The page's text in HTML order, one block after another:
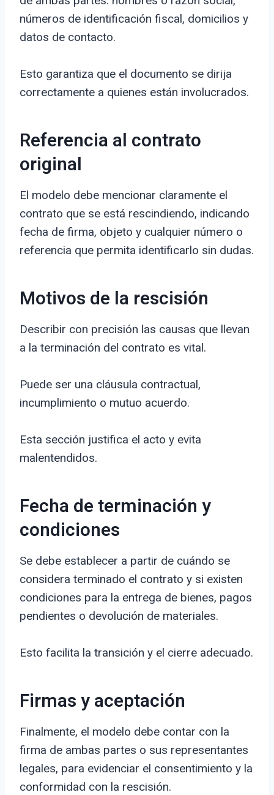
números de identificación fiscal, domicilios y
datos de contacto.
Esto garantiza que el documento se dirija
correctamente a quienes están involucrados.
Referencia al contrato
original
El modelo debe mencionar claramente el
contrato que se está rescindiendo, indicando
fecha de firma, objeto y cualquier número o
referencia que permita identificarlo sin dudas.
Motivos de la rescisión
Describir con precisión las causas que llevan
a la terminación del contrato es vital.
Puede ser una cláusula contractual,
incumplimiento o mutuo acuerdo.
Esta sección justifica el acto y evita
malentendidos.
Fecha de terminación y
condiciones
Se debe establecer a partir de cuándo se
considera terminado el contrato y si existen
condiciones para la entrega de bienes, pagos
pendientes o devolución de materiales.
Esto facilita la transición y el cierre adecuado.
Firmas y aceptación
Finalmente, el modelo debe contar con la
firma de ambas partes o sus representantes
legales, para evidenciar el consentimiento y la
conformidad con la rescisión.